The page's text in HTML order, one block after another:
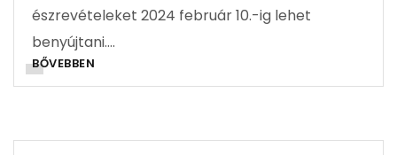
észrevételeket 2024 február 10.-ig lehet
benyújtani….
BŐVEBBEN